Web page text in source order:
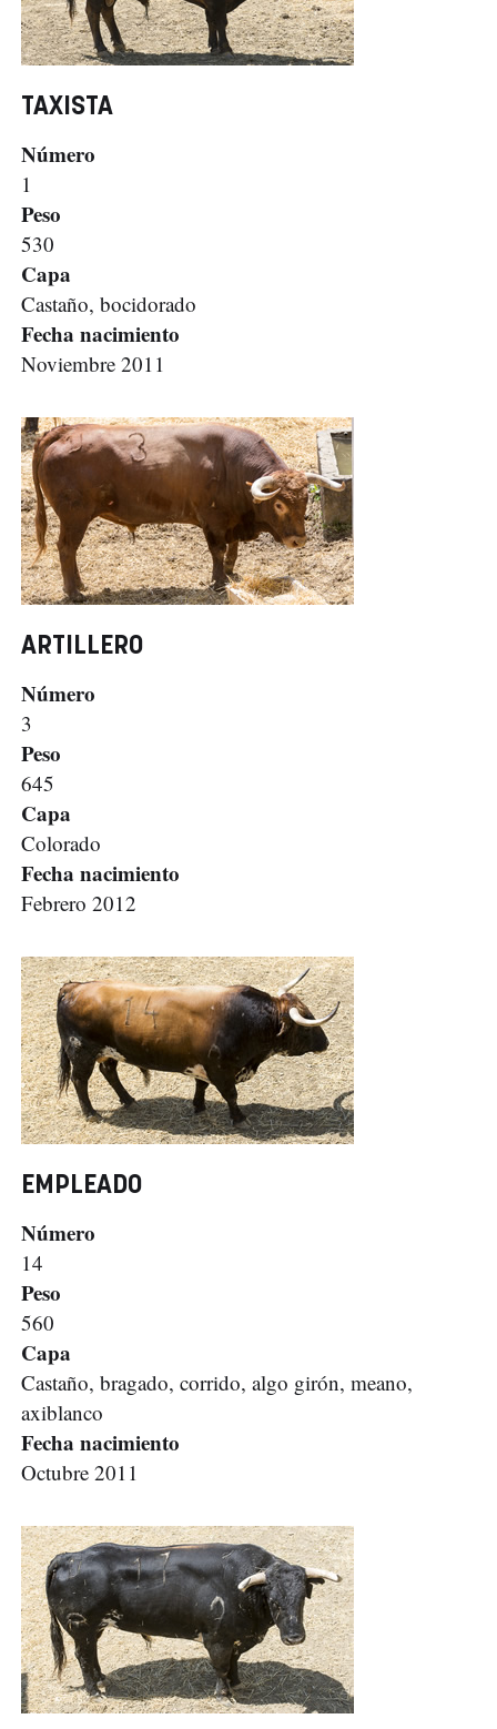
TAXISTA
Número
1
Peso
530
Capa
Castaño, bocidorado
Fecha nacimiento
Noviembre 2011
ARTILLERO
Número
3
Peso
645
Capa
Colorado
Fecha nacimiento
Febrero 2012
EMPLEADO
Número
14
Peso
560
Capa
Castaño, bragado, corrido, algo girón, meano,
axiblanco
Fecha nacimiento
Octubre 2011